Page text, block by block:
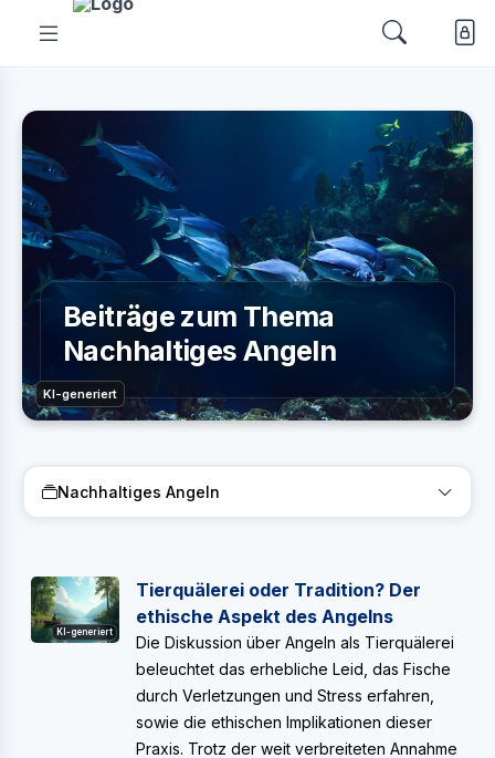
KI-generiert
Beiträge zum Thema
Nachhaltiges Angeln
Nachhaltiges Angeln
KI-generiert
Tierquälerei oder Tradition? Der
ethische Aspekt des Angelns
Die Diskussion über Angeln als Tierquälerei
beleuchtet das erhebliche Leid, das Fische
durch Verletzungen und Stress erfahren,
sowie die ethischen Implikationen dieser
Praxis. Trotz der weit verbreiteten Annahme